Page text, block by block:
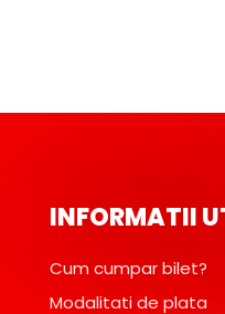
INFORMATII
Cum cumpar bilet?
Modalitati de plata